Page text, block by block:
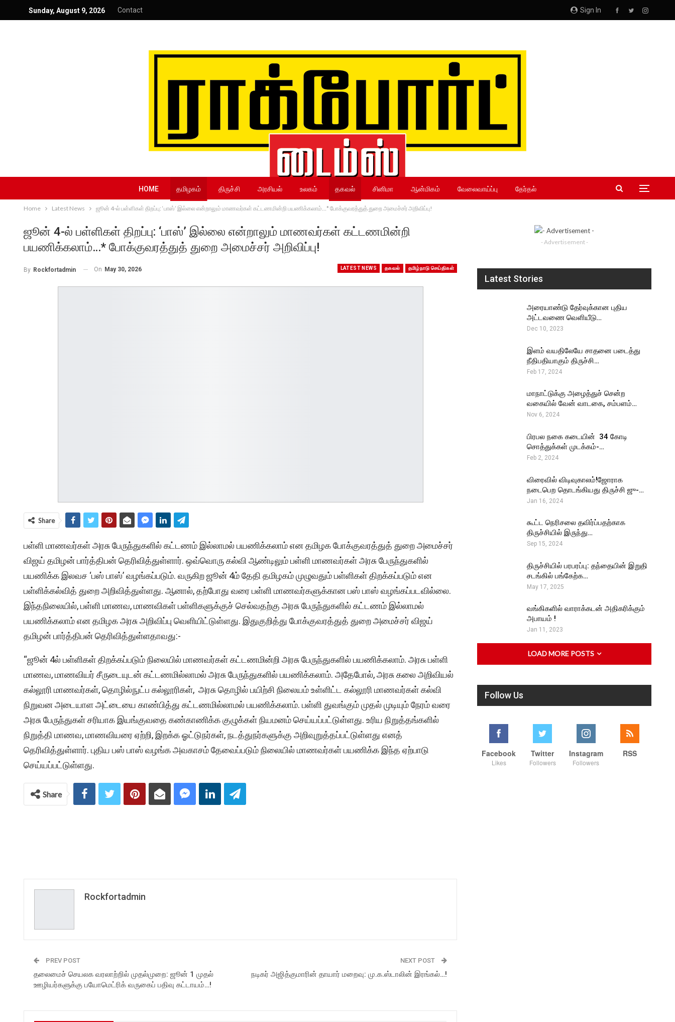
Sign In
Sunday, August 9, 2026 Contact
HOME தமிழகம் திருச்சி அரசியல் உலகம் தகவல் சினிமா ஆன்மிகம் வேலைவாய்ப்பு தேர்தல்
Home Latest News ஜூன் 4-ல் பள்ளிகள் திறப்பு: ‘பாஸ்’ இல்லை என்றாலும் மாணவர்கள் கட்டணமின்றி பயணிக்கலாம்…* போக்குவரத்துத் துறை அமைச்சர் அறிவிப்பு!
ஜூன் 4-ல் பள்ளிகள் திறப்பு: ‘பாஸ்’ இல்லை என்றாலும் மாணவர்கள் கட்டணமின்றி
பயணிக்கலாம்…* போக்குவரத்துத் துறை அமைச்சர் அறிவிப்பு!
LATEST NEWS தகவல் தமிழ்நாடு செய்திகள்
By Rockfortadmin On May 30, 2026
Share
பள்ளி மாணவர்கள் அரசு பேருந்துகளில் கட்டணம் இல்லாமல் பயணிக்கலாம் என தமிழக போக்குவரத்துத் துறை அமைச்சர்
விஜய் தமிழன் பார்த்திபன் தெரிவித்துள்ளார். ஒவ்வொரு கல்வி ஆண்டிலும் பள்ளி மாணவர்கள் அரசு பேருந்துகளில்
பயணிக்க இலவச ‘பஸ் பாஸ்’ வழங்கப்படும். வருகிற ஜூன் 4ம் தேதி தமிழகம் முழுவதும் பள்ளிகள் திறக்கப்படும் என
பள்ளிக்கல்வித் துறை அறிவித்துள்ளது. ஆனால், தற்போது வரை பள்ளி மாணவர்களுக்கான பஸ் பாஸ் வழங்கப்படவில்லை.
இந்தநிலையில், பள்ளி மாணவ, மாணவிகள் பள்ளிகளுக்குச் செல்வதற்கு அரசு பேருந்துகளில் கட்டணம் இல்லாமல்
பயணிக்கலாம் என தமிழக அரசு அறிவிப்பு வெளியிட்டுள்ளது. இதுகுறித்து போக்குவரத்துத் துறை அமைச்சர் விஜய்
தமிழன் பார்த்திபன் தெரிவித்துள்ளதாவது:-
“ஜூன் 4ல் பள்ளிகள் திறக்கப்படும் நிலையில் மாணவர்கள் கட்டணமின்றி அரசு பேருந்துகளில் பயணிக்கலாம். அரசு பள்ளி
மாணவ, மாணவியர் சீருடையுடன் கட்டணமில்லாமல் அரசு பேருந்துகளில் பயணிக்கலாம். அதேபோல், அரசு கலை அறிவியல்
கல்லூரி மாணவர்கள், தொழில்நுட்ப கல்லூரிகள், அரசு தொழில் பயிற்சி நிலையம் உள்ளிட்ட கல்லூரி மாணவர்கள் கல்வி
நிறுவன அடையாள அட்டையை காண்பித்து கட்டணமில்லாமல் பயணிக்கலாம். பள்ளி துவங்கும் முதல் முடியும் நேரம் வரை
அரசு பேருந்துகள் சரியாக இயங்குவதை கண்காணிக்க குழுக்கள் நியமனம் செய்யப்பட்டுள்ளது. உரிய நிறுத்தங்களில்
நிறுத்தி மாணவ, மாணவியரை ஏற்றி, இறக்க ஓட்டுநர்கள், நடத்துநர்களுக்கு அறிவுறுத்தப்பட்டுள்ளது எனத்
தெரிவித்துள்ளார். புதிய பஸ் பாஸ் வழங்க அவகாசம் தேவைப்படும் நிலையில் மாணவர்கள் பயணிக்க இந்த ஏற்பாடு
செய்யப்பட்டுள்ளது.
Share
Rockfortadmin
PREV POST
தலைமைச் செயலக வரலாற்றில் முதல்முறை: ஜூன் 1 முதல்
ஊழியர்களுக்கு பயோமெட்ரிக் வருகைப் பதிவு கட்டாயம்…!
NEXT POST
நடிகர் அஜித்குமாரின் தாயார் மறைவு: மு.க.ஸ்டாலின் இரங்கல்…!
- Advertisement -
Latest Stories
அரையாண்டு தேர்வுக்கான புதிய
அட்டவணை வெளியீடு…
Dec 10, 2023
இளம் வயதிலேயே சாதனை படைத்து
நீதிபதியாகும் திருச்சி…
Feb 17, 2024
மாநாட்டுக்கு அழைத்துச் சென்ற
வகையில் வேன் வாடகை, சம்பளம்…
Nov 6, 2024
பிரபல நகை கடையின் ₹ 34 கோடி
சொத்துக்கள் முடக்கம்-…
Feb 2, 2024
விரைவில் விடிவுகாலம்!ஜோராக
நடைபெற தொடங்கியது திருச்சி ஜு-…
Jan 16, 2024
கூட்ட நெரிசலை தவிர்ப்பதற்காக
திருச்சியில் இருந்து…
Sep 15, 2024
திருச்சியில் பரபரப்பு: தந்தையின் இறுதி
சடங்கில் பங்கேற்க…
May 17, 2025
வங்கிகளில் வாராக்கடன் அதிகரிக்கும்
அபாயம் !
Jan 11, 2023
LOAD MORE POSTS
Follow Us
Facebook
Likes
Twitter
Followers
Instagram
Followers
RSS